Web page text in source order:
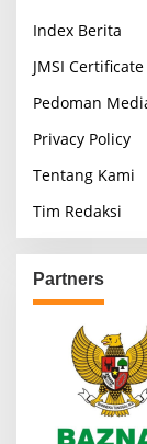
Index Berita
JMSI
Pedoman
Privacy Policy
Tentang Kami
Tim Redaksi
Partners